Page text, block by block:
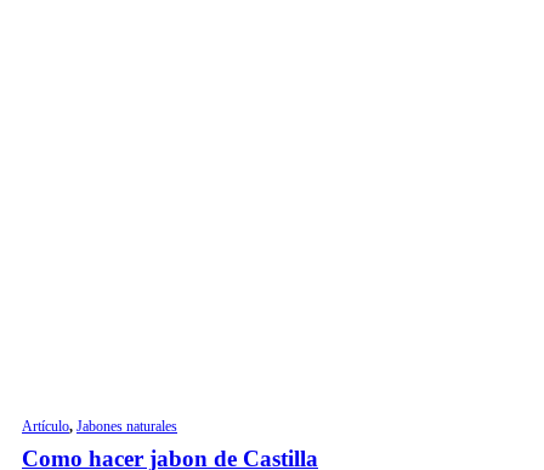
Artículo, Jabones naturales
Como hacer jabon de Castilla